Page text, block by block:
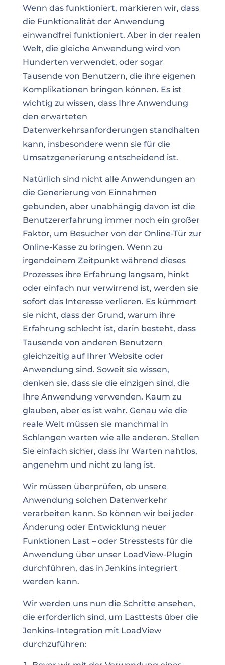
Wenn das funktioniert, markieren wir, dass
die Funktionalität der Anwendung
einwandfrei funktioniert. Aber in der realen
Welt, die gleiche Anwendung wird von
Hunderten verwendet, oder sogar
Tausende von Benutzern, die ihre eigenen
Komplikationen bringen können. Es ist
wichtig zu wissen, dass Ihre Anwendung
den erwarteten
Datenverkehrsanforderungen standhalten
kann, insbesondere wenn sie für die
Umsatzgenerierung entscheidend ist.
Natürlich sind nicht alle Anwendungen an
die Generierung von Einnahmen
gebunden, aber unabhängig davon ist die
Benutzererfahrung immer noch ein großer
Faktor, um Besucher von der Online-Tür zur
Online-Kasse zu bringen. Wenn zu
irgendeinem Zeitpunkt während dieses
Prozesses ihre Erfahrung langsam, hinkt
oder einfach nur verwirrend ist, werden sie
sofort das Interesse verlieren. Es kümmert
sie nicht, dass der Grund, warum ihre
Erfahrung schlecht ist, darin besteht, dass
Tausende von anderen Benutzern
gleichzeitig auf Ihrer Website oder
Anwendung sind. Soweit sie wissen,
denken sie, dass sie die einzigen sind, die
Ihre Anwendung verwenden. Kaum zu
glauben, aber es ist wahr. Genau wie die
reale Welt müssen sie manchmal in
Schlangen warten wie alle anderen. Stellen
Sie einfach sicher, dass ihr Warten nahtlos,
angenehm und nicht zu lang ist.
Wir müssen überprüfen, ob unsere
Anwendung solchen Datenverkehr
verarbeiten kann. So können wir bei jeder
Änderung oder Entwicklung neuer
Funktionen Last – oder Stresstestsfür die
Anwendung über unser LoadView-Plugin
durchführen, das in Jenkins integriert
werden kann.
Wir werden uns nun die Schritte ansehen,
die erforderlich sind, um Lasttests über die
Jenkins-Integration mit LoadView
durchzuführen: